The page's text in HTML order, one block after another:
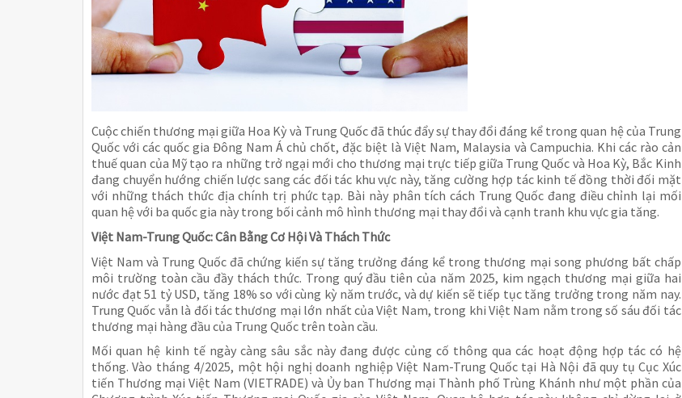
Cuộc chiến thương mại giữa Hoa Kỳ và Trung Quốc đã thúc đẩy sự thay đổi đáng kể trong quan hệ của Trung
Quốc với các quốc gia Đông Nam Á chủ chốt, đặc biệt là Việt Nam, Malaysia và Campuchia. Khi các rào cản
thuế quan của Mỹ tạo ra những trở ngại mới cho thương mại trực tiếp giữa Trung Quốc và Hoa Kỳ, Bắc Kinh
đang chuyển hướng chiến lược sang các đối tác khu vực này, tăng cường hợp tác kinh tế đồng thời đối mặt
với những thách thức địa chính trị phức tạp. Bài này phân tích cách Trung Quốc đang điều chỉnh lại mối
quan hệ với ba quốc gia này trong bối cảnh mô hình thương mại thay đổi và cạnh tranh khu vực gia tăng.
Việt Nam-Trung Quốc: Cân Bằng Cơ Hội Và Thách Thức
Việt Nam và Trung Quốc đã chứng kiến sự tăng trưởng đáng kể trong thương mại song phương bất chấp
môi trường toàn cầu đầy thách thức. Trong quý đầu tiên của năm 2025, kim ngạch thương mại giữa hai
nước đạt 51 tỷ USD, tăng 18% so với cùng kỳ năm trước, và dự kiến sẽ tiếp tục tăng trưởng trong năm nay.
Trung Quốc vẫn là đối tác thương mại lớn nhất của Việt Nam, trong khi Việt Nam nằm trong số sáu đối tác
thương mại hàng đầu của Trung Quốc trên toàn cầu.
Mối quan hệ kinh tế ngày càng sâu sắc này đang được củng cố thông qua các hoạt động hợp tác có hệ
thống. Vào tháng 4/2025, một hội nghị doanh nghiệp Việt Nam-Trung Quốc tại Hà Nội đã quy tụ Cục Xúc
tiến Thương mại Việt Nam (VIETRADE) và Ủy ban Thương mại Thành phố Trùng Khánh như một phần của